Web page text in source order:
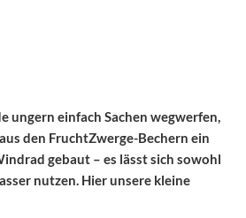
ungern einfach Sachen wegwerfen,
den FruchtZwerge-Bechern ein
gebaut – es lässt sich sowohl
nutzen. Hier unsere kleine